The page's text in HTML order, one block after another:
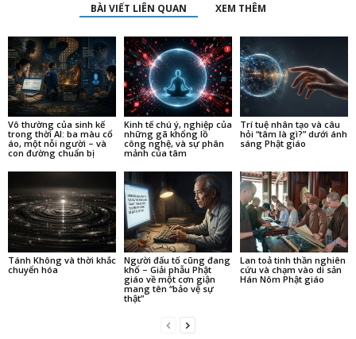
BÀI VIẾT LIÊN QUAN XEM THÊM
Vô thường của sinh kế
trong thời AI: ba màu cổ
áo, một nỗi người – và
con đường chuẩn bị
Kinh tế chú ý, nghiệp của
những gã khổng lồ
công nghệ, và sự phân
mảnh của tâm
Trí tuệ nhân tạo và câu
hỏi “tâm là gì?” dưới ánh
sáng Phật giáo
Tánh Không và thời khắc
chuyển hóa
Người đấu tố cũng đang
khổ – Giải phẫu Phật
giáo về một cơn giận
mang tên “bảo vệ sự
thật”
Lan toả tinh thần nghiên
cứu và chạm vào di sản
Hán Nôm Phật giáo